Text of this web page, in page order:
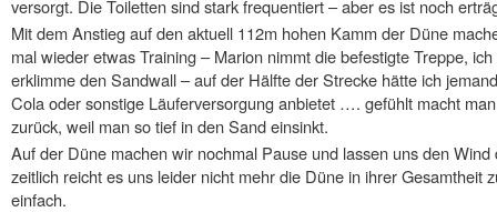
versorgt. Die Toiletten sind stark frequentiert – aber es ist noch
Mit dem Anstieg auf den aktuell 112m hohen Kamm der Düne
mal wieder etwas Training – Marion nimmt die befestigte Treppe,
erklimme den Sandwall – auf der Hälfte der Strecke hätte ich
Cola oder sonstige Läuferversorgung anbietet …. gefühlt macht
zurück, weil man so tief in den Sand einsinkt.
Auf der Düne machen wir nochmal Pause und lassen uns den
zeitlich reicht es uns leider nicht mehr die Düne in ihrer Gesamtheit
einfach.